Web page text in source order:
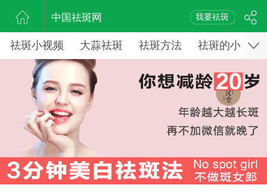
中国祛斑网 我要祛斑
祛斑小视频 大蒜祛斑 祛斑方法 祛斑的小窍门